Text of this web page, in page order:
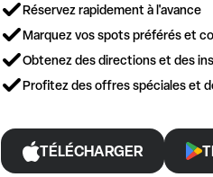
Réservez rapidement à l'avance
Marquez vos spots préférés et
Obtenez des directions et des
Profitez des offres spéciales et
TÉLÉCHARGER